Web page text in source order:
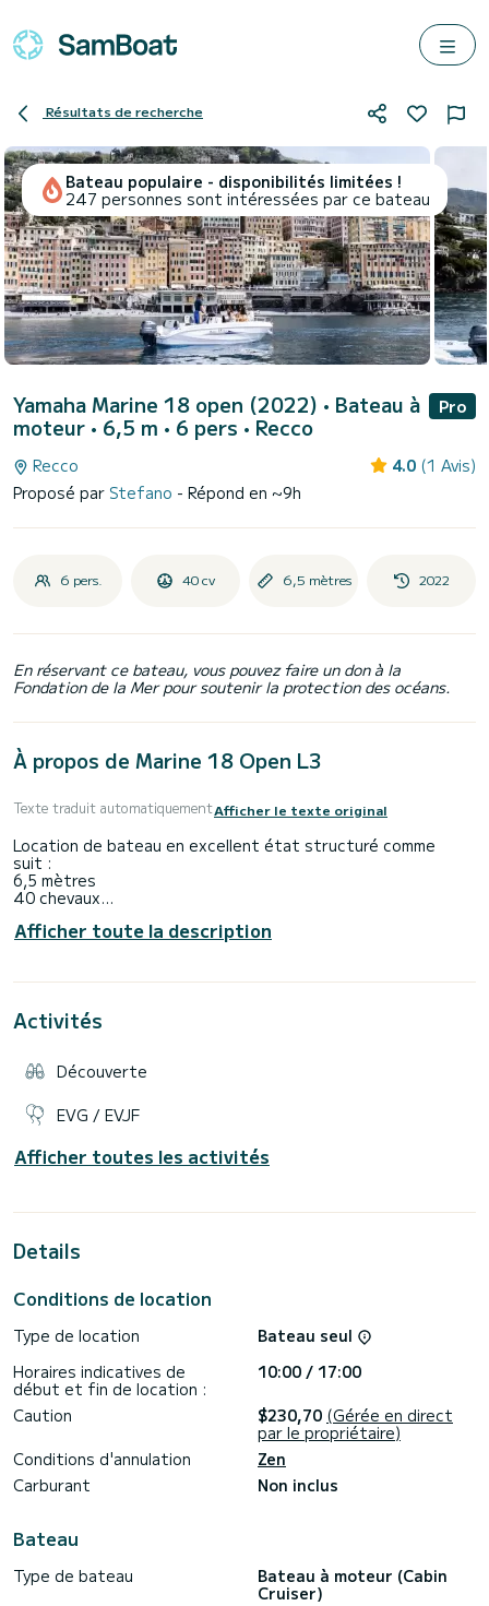
Résultats de recherche
Bateau populaire - disponibilités limitées !
247 personnes sont intéressées par ce bateau
Yamaha Marine 18 open (2022) • Bateau à
moteur • 6,5 m • 6 pers • Recco
Pro
Recco 4.0 (1 Avis)
Proposé par Stefano - Répond en ~9h
6 pers. 40 cv 6,5 mètres 2022
En réservant ce bateau, vous pouvez faire un don à la
Fondation de la Mer pour soutenir la protection des océans.
À propos de Marine 18 Open L3
Texte traduit automatiquementAfficher le texte original
Location de bateau en excellent état structuré comme
suit :
6,5 mètres
40 chevaux
Equipé d'un auvent et de pare-battages
Equipé d'un chargeur de téléphone portable et d'un allume-
Conduisable sans permis bateau
-vestiaire avec douche chaude
-enceinte Bluetooth étanche
Location au départ de Recco ou Camogli
Afficher toute la description
Activités
Découverte
EVG / EVJF
Afficher toutes les activités
Details
Conditions de location
Type de location
Bateau seul
Horaires indicatives de
début et fin de location :
10:00 / 17:00
Caution
$230,70 (Gérée en direct
par le propriétaire)
Conditions d'annulation
Zen
Carburant
Non inclus
Bateau
Type de bateau
Bateau à moteur (Cabin
Cruiser)